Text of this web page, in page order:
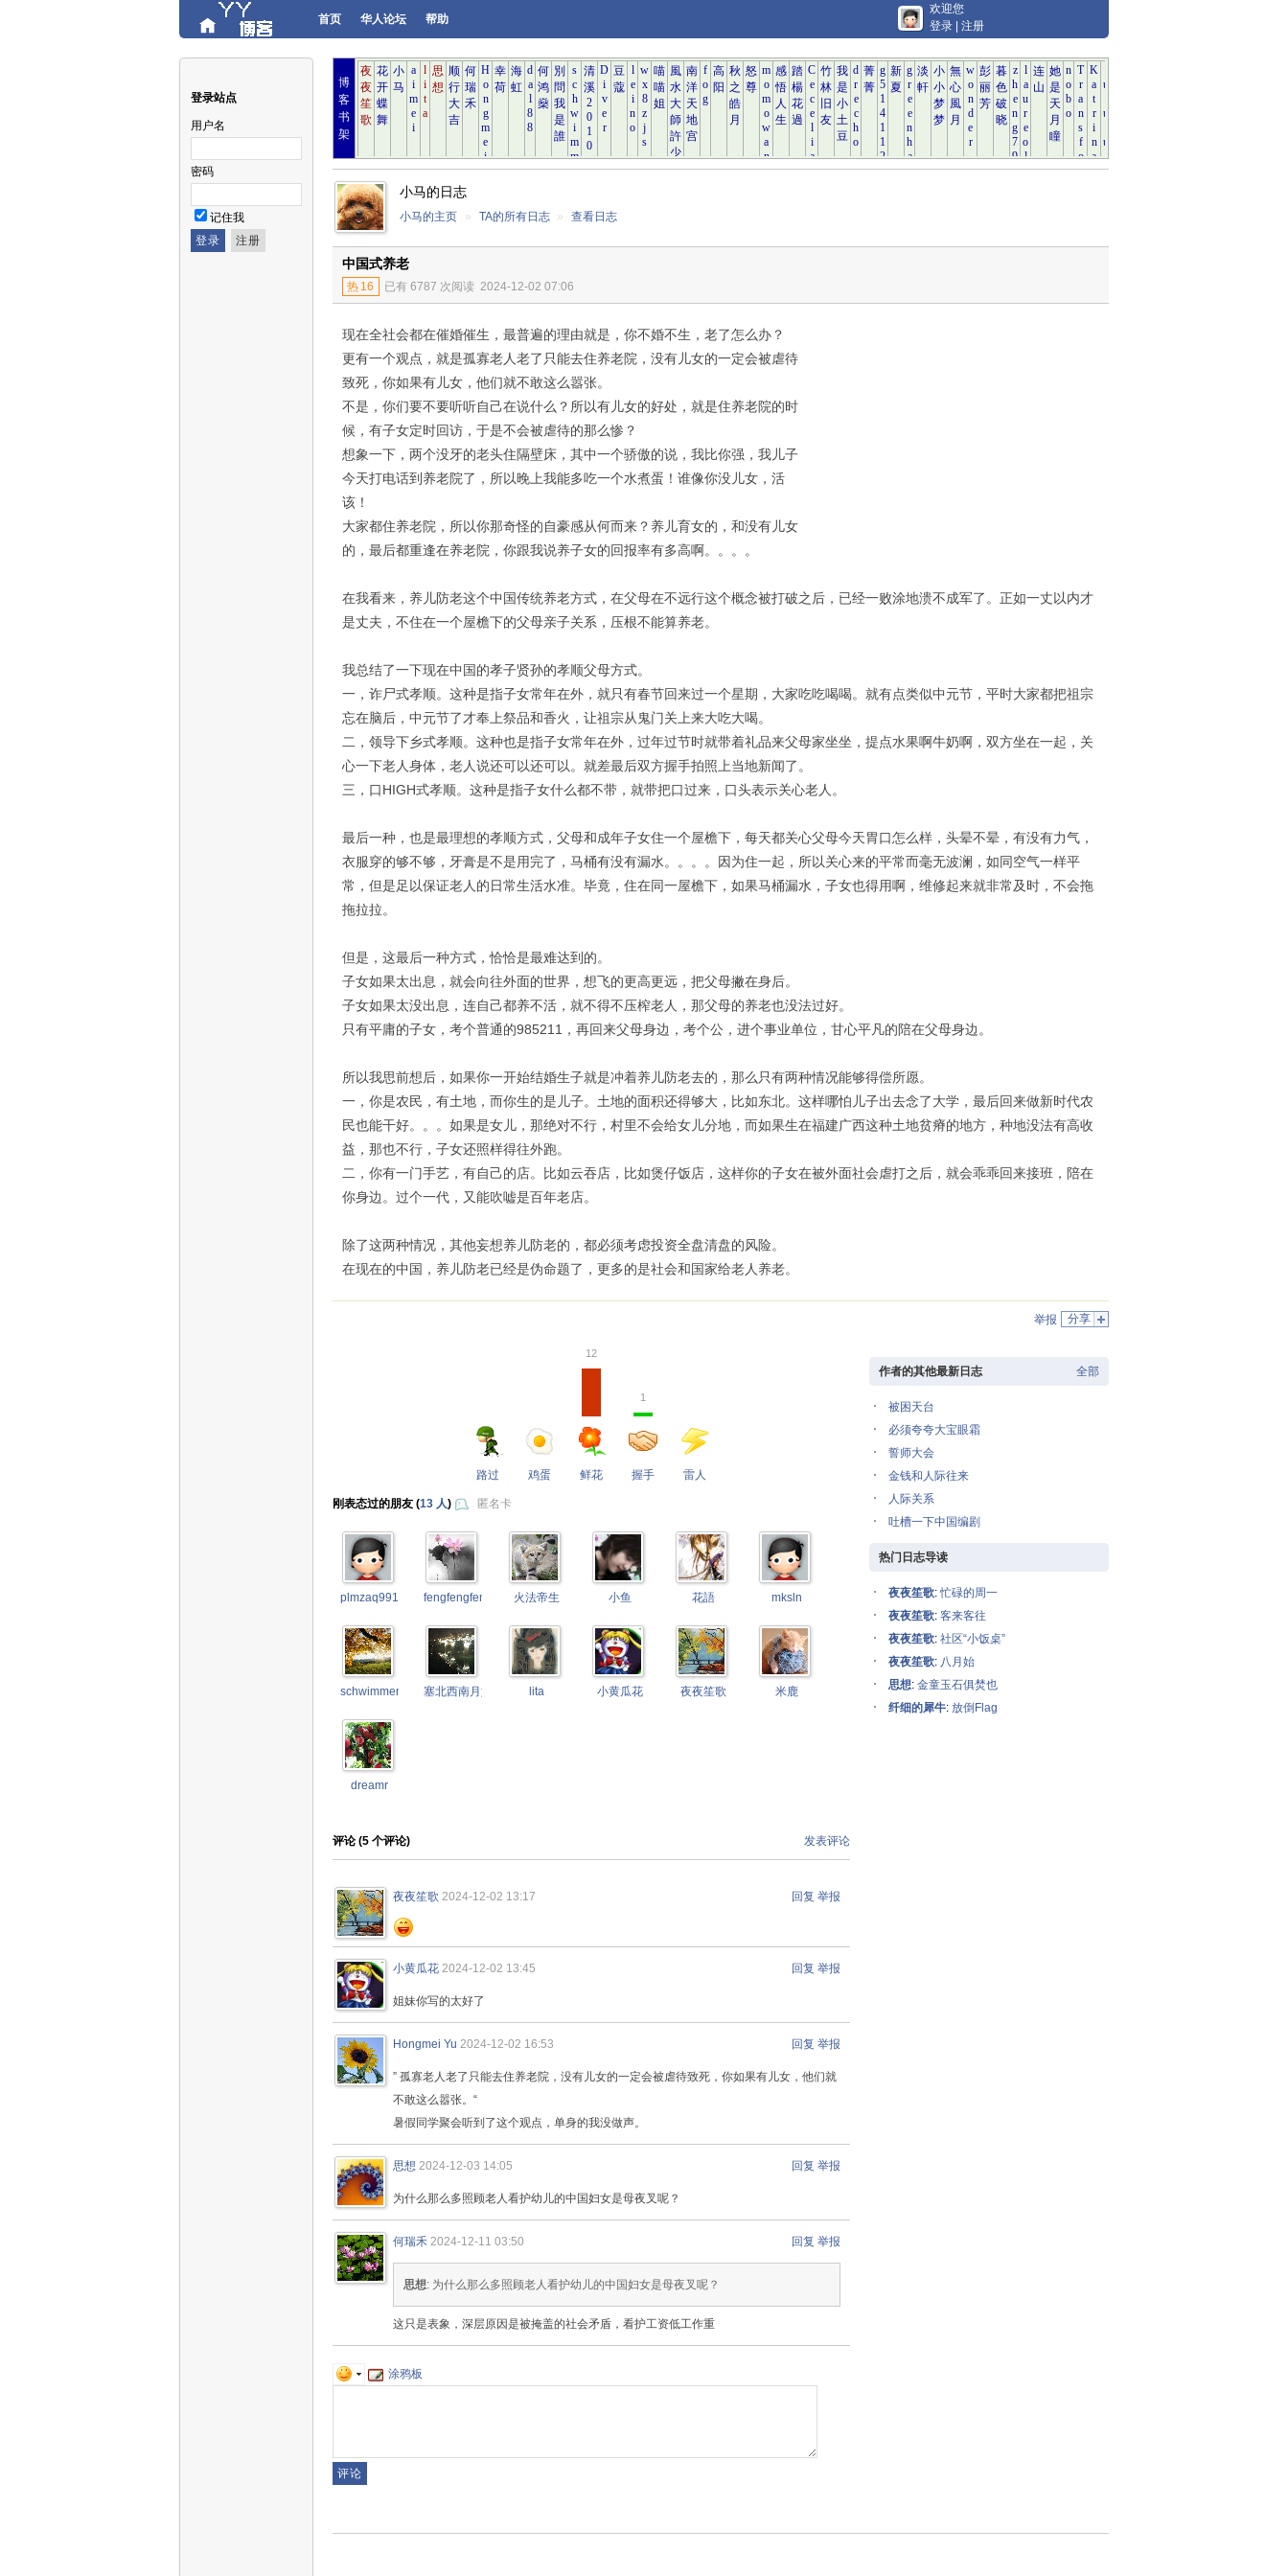
首页 华人论坛 帮助
欢迎您
登录
注册
登录站点
用户名
密码
记住我
博
客
书
架
小马的日志
小马的主页 » TA的所有日志 » 查看日志
中国式养老
热 16 已有 6787 次阅读 2024-12-02 07:06
现在全社会都在催婚催生，最普遍的理由就是，你不婚不生，老了怎么办？
更有一个观点，就是孤寡老人老了只能去住养老院，没有儿女的一定会被虐待
致死，你如果有儿女，他们就不敢这么嚣张。
不是，你们要不要听听自己在说什么？所以有儿女的好处，就是住养老院的时
候，有子女定时回访，于是不会被虐待的那么惨？
想象一下，两个没牙的老头住隔壁床，其中一个骄傲的说，我比你强，我儿子
今天打电话到养老院了，所以晚上我能多吃一个水煮蛋！谁像你没儿女，活
该！
大家都住养老院，所以你那奇怪的自豪感从何而来？养儿育女的，和没有儿女
的，最后都重逢在养老院，你跟我说养子女的回报率有多高啊。。。。
在我看来，养儿防老这个中国传统养老方式，在父母在不远行这个概念被打破之后，已经一败涂地溃不成军了。正如一丈以内才
是丈夫，不住在一个屋檐下的父母亲子关系，压根不能算养老。
我总结了一下现在中国的孝子贤孙的孝顺父母方式。
一，诈尸式孝顺。这种是指子女常年在外，就只有春节回来过一个星期，大家吃吃喝喝。就有点类似中元节，平时大家都把祖宗
忘在脑后，中元节了才奉上祭品和香火，让祖宗从鬼门关上来大吃大喝。
二，领导下乡式孝顺。这种也是指子女常年在外，过年过节时就带着礼品来父母家坐坐，提点水果啊牛奶啊，双方坐在一起，关
心一下老人身体，老人说还可以还可以。就差最后双方握手拍照上当地新闻了。
三，口HIGH式孝顺。这种是指子女什么都不带，就带把口过来，口头表示关心老人。
最后一种，也是最理想的孝顺方式，父母和成年子女住一个屋檐下，每天都关心父母今天胃口怎么样，头晕不晕，有没有力气，
衣服穿的够不够，牙膏是不是用完了，马桶有没有漏水。。。。因为住一起，所以关心来的平常而毫无波澜，如同空气一样平
常，但是足以保证老人的日常生活水准。毕竟，住在同一屋檐下，如果马桶漏水，子女也得用啊，维修起来就非常及时，不会拖
拖拉拉。
但是，这最后一种方式，恰恰是最难达到的。
子女如果太出息，就会向往外面的世界，想飞的更高更远，把父母撇在身后。
子女如果太没出息，连自己都养不活，就不得不压榨老人，那父母的养老也没法过好。
只有平庸的子女，考个普通的985211，再回来父母身边，考个公，进个事业单位，甘心平凡的陪在父母身边。
所以我思前想后，如果你一开始结婚生子就是冲着养儿防老去的，那么只有两种情况能够得偿所愿。
一，你是农民，有土地，而你生的是儿子。土地的面积还得够大，比如东北。这样哪怕儿子出去念了大学，最后回来做新时代农
民也能干好。。。如果是女儿，那绝对不行，村里不会给女儿分地，而如果生在福建广西这种土地贫瘠的地方，种地没法有高收
益，那也不行，子女还照样得往外跑。
二，你有一门手艺，有自己的店。比如云吞店，比如煲仔饭店，这样你的子女在被外面社会虐打之后，就会乖乖回来接班，陪在
你身边。过个一代，又能吹嘘是百年老店。
除了这两种情况，其他妄想养儿防老的，都必须考虑投资全盘清盘的风险。
在现在的中国，养儿防老已经是伪命题了，更多的是社会和国家给老人养老。
分享
举报
路过 鸡蛋
12
鲜花
1
握手 雷人
刚表态过的朋友 (13 人) 匿名卡
plmzaq9910377fengfengfeng 火法帝生 小鱼 花語 mksln
schwimmengool塞北西南月如霜 lita 小黄瓜花 夜夜笙歌 米鹿
dreamr
发表评论
评论 (5 个评论)
回复 举报
夜夜笙歌 2024-12-02 13:17
回复 举报
小黄瓜花 2024-12-02 13:45
姐妹你写的太好了
回复 举报
Hongmei Yu 2024-12-02 16:53
” 孤寡老人老了只能去住养老院，没有儿女的一定会被虐待致死，你如果有儿女，他们就
不敢这么嚣张。“
暑假同学聚会听到了这个观点，单身的我没做声。
回复 举报
思想 2024-12-03 14:05
为什么那么多照顾老人看护幼儿的中国妇女是母夜叉呢？
回复 举报
何瑞禾 2024-12-11 03:50
思想: 为什么那么多照顾老人看护幼儿的中国妇女是母夜叉呢？
这只是表象，深层原因是被掩盖的社会矛盾，看护工资低工作重
涂鸦板
全部
作者的其他最新日志
被困天台
必须夸夸大宝眼霜
誓师大会
金钱和人际往来
人际关系
吐槽一下中国编剧
热门日志导读
夜夜笙歌:忙碌的周一
夜夜笙歌: 客来客往
夜夜笙歌: 社区“小饭桌”
夜夜笙歌: 八月始
思想: 金童玉石俱焚也
纤细的犀牛: 放倒Flag